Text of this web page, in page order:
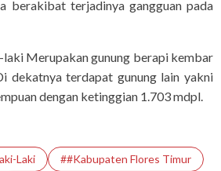
berakibat terjadinya gangguan pada
Merupakan gunung berapi kembar
dekatnya terdapat gunung lain yakni
dengan ketinggian 1.703 mdpl.
Laki
##Kabupaten Flores Timur